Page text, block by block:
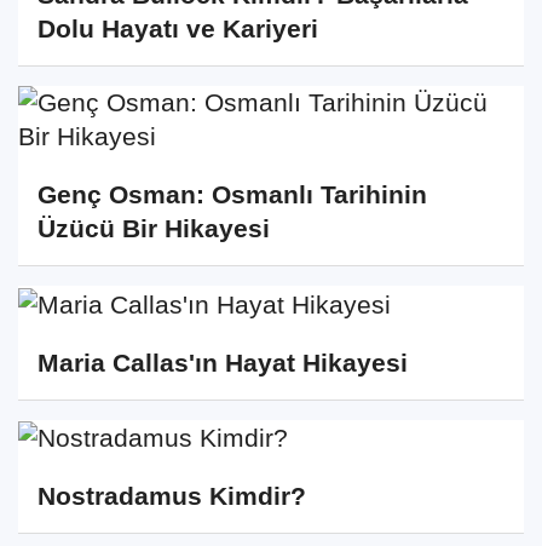
Dolu Hayatı ve Kariyeri
Genç Osman: Osmanlı Tarihinin
Üzücü Bir Hikayesi
Maria Callas'ın Hayat Hikayesi
Nostradamus Kimdir?